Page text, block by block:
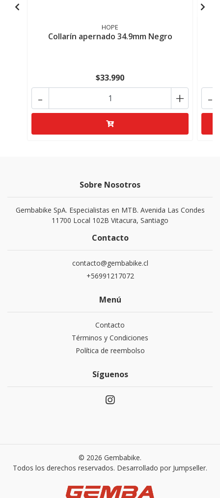
HOPE
Collarín apernado 34.9mm Negro
$33.990
+
- -
Sobre Nosotros
Gembabike SpA. Especialistas en MTB. Avenida Las Condes
11700 Local 102B Vitacura, Santiago
Contacto
contacto@gembabike.cl
+56991217072
Menú
Contacto
Términos y Condiciones
Política de reembolso
Síguenos
© 2026 Gembabike.
Todos los derechos reservados. Desarrollado por Jumpseller.